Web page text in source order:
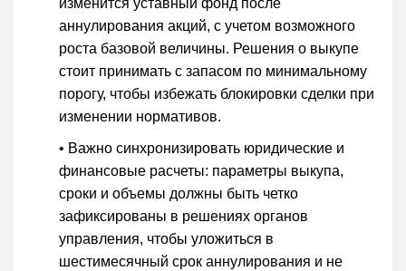
изменится уставный фонд после
аннулирования акций, с учетом возможного
роста базовой величины. Решения о выкупе
стоит принимать с запасом по минимальному
порогу, чтобы избежать блокировки сделки при
изменении нормативов.
• Важно синхронизировать юридические и
финансовые расчеты: параметры выкупа,
сроки и объемы должны быть четко
зафиксированы в решениях органов
управления, чтобы уложиться в
шестимесячный срок аннулирования и не